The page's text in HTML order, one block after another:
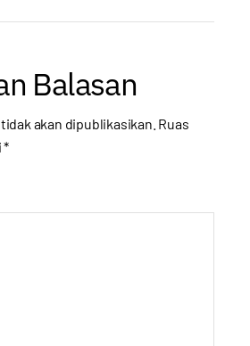
Balasan
akan dipublikasikan. Ruas
*